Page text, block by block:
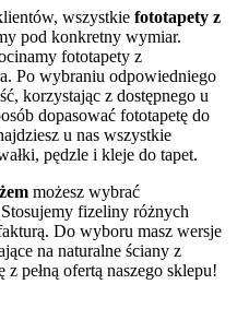
wszystkie fototapety z
pod konkretny wymiar.
fototapety z
Po wybraniu odpowiedniego
korzystając z dostępnego u
dopasować fototapetę do
u nas wszystkie
pędzle i kleje do tapet.
możesz wybrać
fizeliny różnych
Do wyboru masz wersje
na naturalne ściany z
pełną ofertą naszego sklepu!